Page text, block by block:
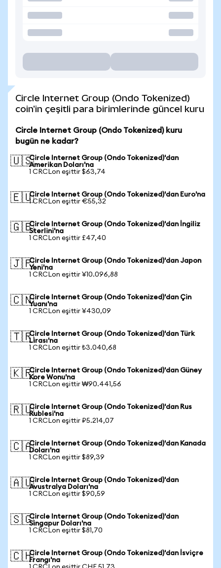
Circle Internet Group (Ondo Tokenized)
coin'in çeşitli para birimlerinde güncel kuru
Circle Internet Group (Ondo Tokenized) kuru
bugün ne kadar?
🇺🇸Circle Internet Group (Ondo Tokenized)'dan
Amerikan Doları'na
1 CRCLon eşittir $63,74
🇪🇺Circle Internet Group (Ondo Tokenized)'dan Euro'na
1 CRCLon eşittir €55,32
🇬🇧Circle Internet Group (Ondo Tokenized)'dan İngiliz
Sterlini'na
1 CRCLon eşittir £47,40
🇯🇵Circle Internet Group (Ondo Tokenized)'dan Japon
Yeni'na
1 CRCLon eşittir ¥10.096,88
🇨🇳Circle Internet Group (Ondo Tokenized)'dan Çin
Yuanı'na
1 CRCLon eşittir ¥430,09
🇹🇷Circle Internet Group (Ondo Tokenized)'dan Türk
Lirası'na
1 CRCLon eşittir ₺3.040,68
🇰🇷Circle Internet Group (Ondo Tokenized)'dan Güney
Kore Wonu'na
1 CRCLon eşittir ₩90.441,56
🇷🇺Circle Internet Group (Ondo Tokenized)'dan Rus
Rublesi'na
1 CRCLon eşittir ₽5.214,07
🇨🇦Circle Internet Group (Ondo Tokenized)'dan Kanada
Doları'na
1 CRCLon eşittir $89,39
🇦🇺Circle Internet Group (Ondo Tokenized)'dan
Avustralya Doları'na
1 CRCLon eşittir $90,59
🇸🇬Circle Internet Group (Ondo Tokenized)'dan
Singapur Doları'na
1 CRCLon eşittir $81,70
🇨🇭Circle Internet Group (Ondo Tokenized)'dan İsviçre
Frangı'na